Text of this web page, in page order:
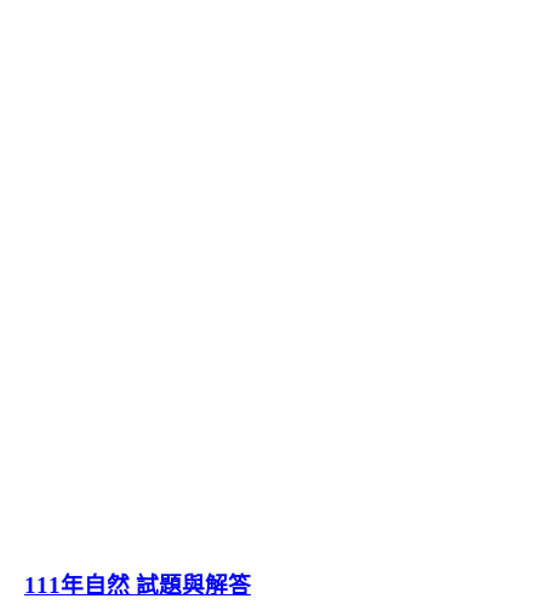
111年自然 試題與解答